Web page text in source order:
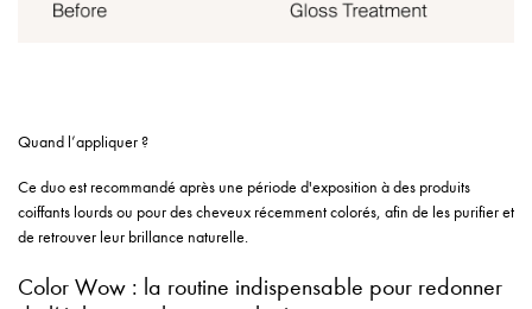
Quand l’appliquer ?
Ce duo est recommandé après une période d'exposition à des produits
coiffants lourds ou pour des cheveux récemment colorés, afin de les purifier et
de retrouver leur brillance naturelle.
Color Wow : la routine indispensable pour redonner